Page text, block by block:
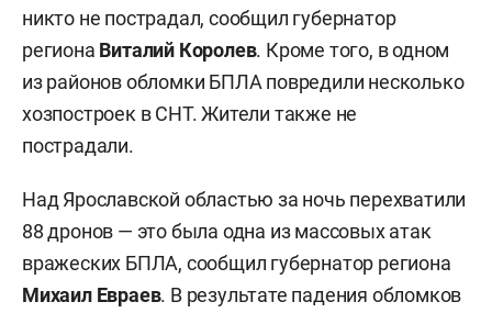
никто не пострадал, сообщил губернатор
региона Виталий Королев. Кроме того, в одном
из районов обломки БПЛА повредили несколько
хозпостроек в СНТ. Жители также не
пострадали.
Над Ярославской областью за ночь перехватили
88 дронов — это была одна из массовых атак
вражеских БПЛА, сообщил губернатор региона
Михаил Евраев. В результате падения обломков